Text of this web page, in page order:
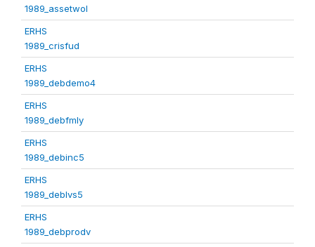
1989_assetwol
ERHS
1989_crisfud
ERHS
1989_debdemo4
ERHS
1989_debfmly
ERHS
1989_debinc5
ERHS
1989_deblvs5
ERHS
1989_debprodv